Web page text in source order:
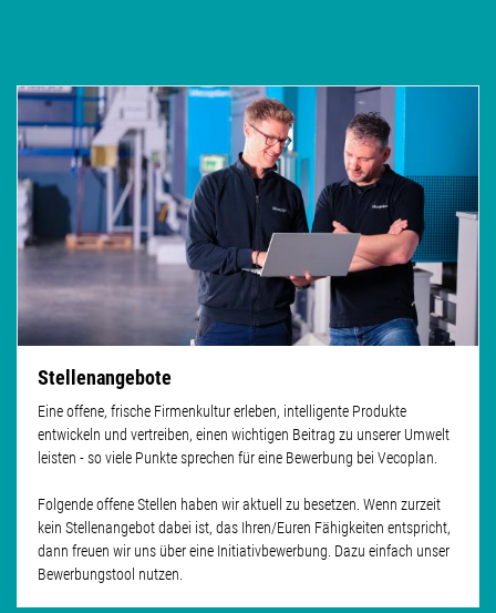
Stellenangebote
Eine offene, frische Firmenkultur erleben, intelligente Produkte
entwickeln und vertreiben, einen wichtigen Beitrag zu unserer Umwelt
leisten - so viele Punkte sprechen für eine Bewerbung bei Vecoplan.
Folgende offene Stellen haben wir aktuell zu besetzen. Wenn zurzeit
kein Stellenangebot dabei ist, das Ihren/Euren Fähigkeiten entspricht,
dann freuen wir uns über eine Initiativbewerbung. Dazu einfach unser
Bewerbungstool nutzen.